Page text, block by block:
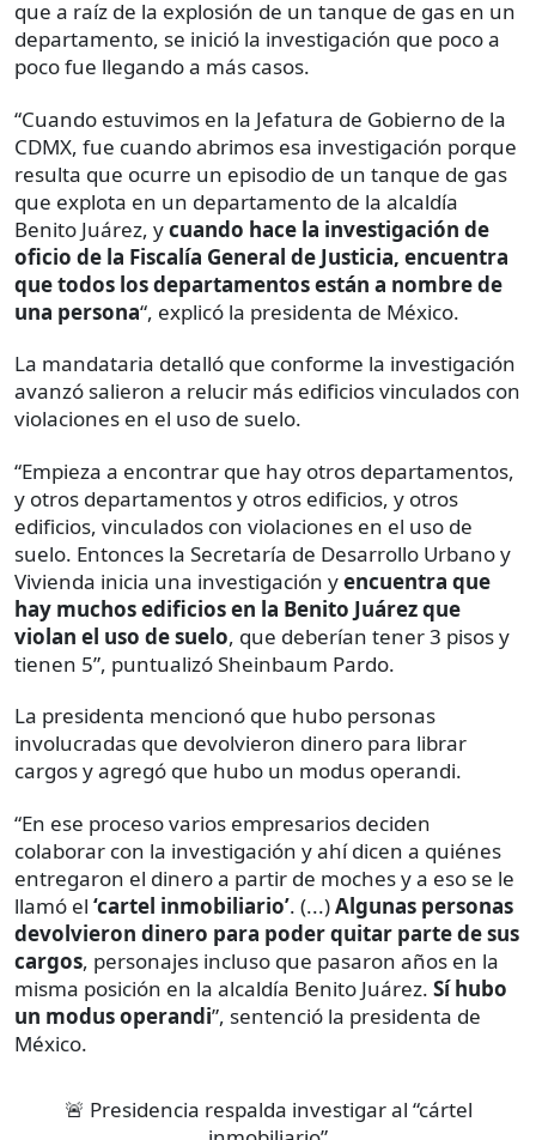
que a raíz de la explosión de un tanque de gas en un
departamento, se inició la investigación que poco a
poco fue llegando a más casos.
“Cuando estuvimos en la Jefatura de Gobierno de la
CDMX, fue cuando abrimos esa investigación porque
resulta que ocurre un episodio de un tanque de gas
que explota en un departamento de la alcaldía
Benito Juárez, ycuando hace la investigación de
oficio de la Fiscalía General de Justicia, encuentra
que todos los departamentos están a nombre de
una persona“, explicó la presidenta de México.
La mandataria detalló que conforme la investigación
avanzó salieron a relucir más edificios vinculados con
violaciones en el uso de suelo.
“Empieza a encontrar que hay otros departamentos,
y otros departamentos y otros edificios, y otros
edificios, vinculados con violaciones en el uso de
suelo. Entonces la Secretaría de Desarrollo Urbano y
Vivienda inicia una investigación yencuentra que
hay muchos edificios en la Benito Juárez que
violan el uso de suelo, que deberían tener 3 pisos y
tienen 5”, puntualizó Sheinbaum Pardo.
La presidenta mencionó que hubo personas
involucradas que devolvieron dinero para librar
cargos y agregó que hubo un modus operandi.
“En ese proceso varios empresarios deciden
colaborar con la investigación y ahí dicen a quiénes
entregaron el dinero a partir de moches y a eso se le
llamó el ‘cartel inmobiliario’. (...)Algunas personas
devolvieron dinero para poder quitar parte de sus
cargos, personajes incluso que pasaron años en la
misma posición en la alcaldía Benito Juárez. Sí hubo
un modus operandi”, sentenció la presidenta de
México.
🚨 Presidencia respalda investigar al “cártel